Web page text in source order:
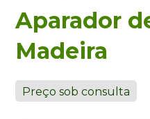
Aparador
Madeira
Preço sob consulta